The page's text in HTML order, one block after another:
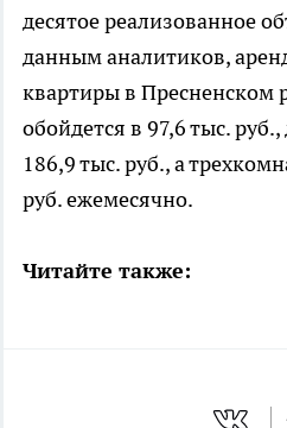
десятое реализованное
данным аналитиков,
квартиры в Пресненском
обойдется в 97,6 тыс.
186,9 тыс. руб., а
руб. ежемесячно.
Читайте также: